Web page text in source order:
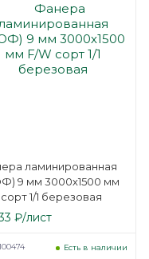
ламинированная
9 мм 3000х1500 мм
1/1 березовая
₽/лист
Есть в наличии